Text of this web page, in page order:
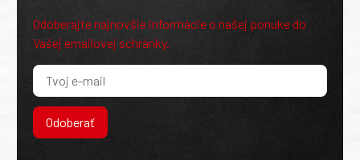
Odoberajte najnovšie informácie o našej ponuke do
Vašej emailovej schránky.
Odoberať